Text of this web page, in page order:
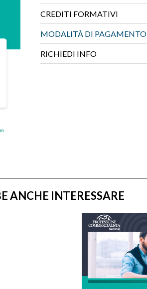
CREDITI FORMATIVI
MODALITÀ DI PAGAMENTO
RICHIEDI INFO
ANCHE INTERESSARE